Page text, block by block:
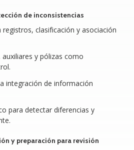
de inconsistencias
registros, clasificación y asociación
auxiliares y pólizas como
integración de información
para detectar diferencias y
y preparación para revisión